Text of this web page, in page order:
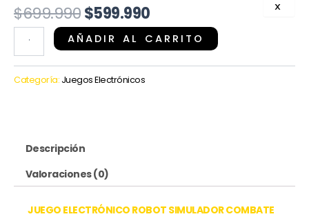
X
$699.990El
precio
original
era:
$599.990El
precio
actual
es:
ELECTRÓNICO
ROBOT
NAVES
DOBLE
JUGADOR,
AÑADIR AL CARRITO
Categoría: Juegos Electrónicos
Descripción
Valoraciones (0)
JUEGO ELECTRÓNICO ROBOT SIMULADOR COMBATE